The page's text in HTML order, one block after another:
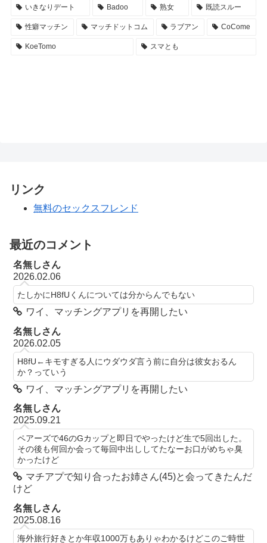
いきなりデート Badoo 熟女 既読スルー
性癖マッチン マッチドットコム ラブアン CoCome
KoeTomo スマとも
リンク
無料のセックスフレンド
最近のコメント
名無しさん
2026.02.06
たしかにH8fUくんについては分からんでもない
ワイ、マッチングアプリを再開したい
名無しさん
2026.02.05
H8fU←キモすぎる人にウダウダ言う前に自分は彼女おるん
か？っていう
ワイ、マッチングアプリを再開したい
名無しさん
2025.09.21
ペアーズで46のGカップと即日でやったけど生で5回出した。
その後も何回か会って毎回中出ししてたなーお口がめちゃ臭
かったけど
マチアプで知り合ったお姉さん(45)と会ってきたんだ
けど
名無しさん
2025.08.16
海外旅行好きとか年収1000万もありゃわかるけどこのご時世